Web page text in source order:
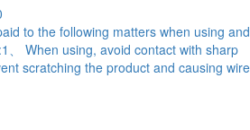
to the following matters when using and
、 When using, avoid contact with sharp
scratching the product and causing wire